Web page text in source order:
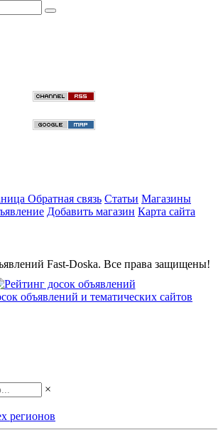
Обратная связь Статьи Магазины
Добавить магазин Карта сайта
Fast-Doska. Все права защищены!
×
регионов